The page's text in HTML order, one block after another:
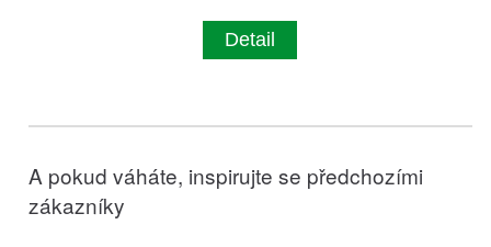
Detail
A pokud váháte, inspirujte se předchozími
zákazníky